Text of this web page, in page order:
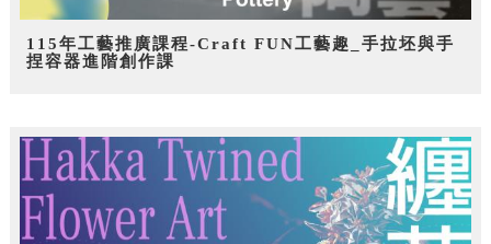
115年工藝推廣課程-Craft FUN工藝趣_手拉坯與手
捏容器進階創作課